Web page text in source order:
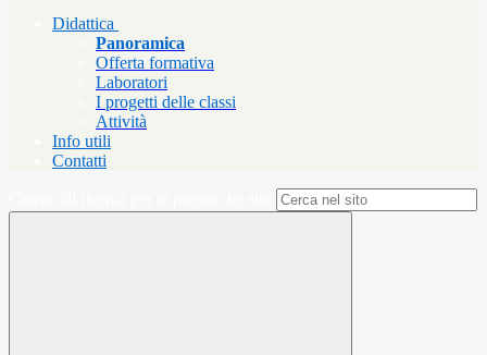
Didattica
Panoramica
Offerta formativa
Laboratori
I progetti delle classi
Attività
Info utili
Contatti